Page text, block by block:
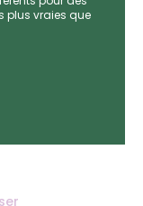
plus vraies que